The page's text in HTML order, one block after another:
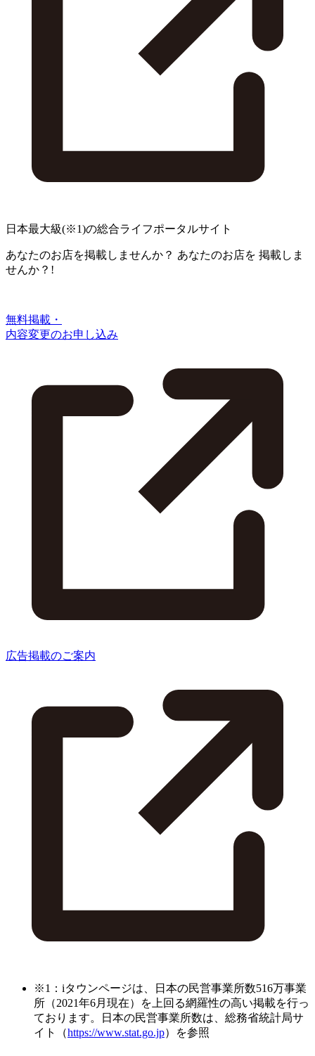
日本最大級(※1)の総合ライフポータルサイト
あなたのお店を掲載しませんか？ あなたのお店を 掲載しま
せんか？!
無料掲載・
内容変更のお申し込み
広告掲載のご案内
※1：iタウンページは、日本の民営事業所数516万事業
所（2021年6月現在）を上回る網羅性の高い掲載を行っ
ております。日本の民営事業所数は、総務省統計局サ
イト（https://www.stat.go.jp）を参照